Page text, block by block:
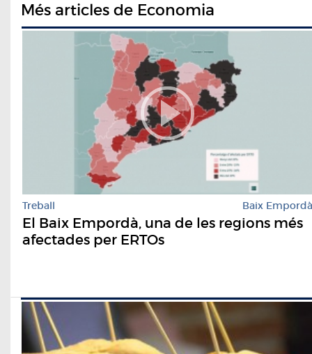
Més articles de Economia
Treball Baix Empordà
El Baix Empordà, una de les regions més
afectades per ERTOs